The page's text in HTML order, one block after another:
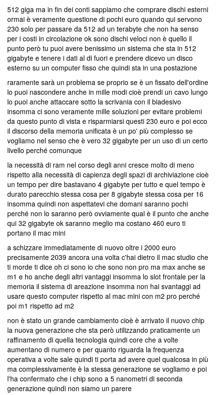
512 giga ma in fin dei conti sappiamo che comprare dischi esterni
ormai è veramente questione di pochi euro quando qui servono
230 solo per passare da 512 ad un terabyte che non ha senso
per i costi in circolazione ok sono dischi veloci non è quello il
punto però tu puoi avere benissimo un sistema che sta in 512
gigabyte e tenere i dati al di fuori e prendere dicevo un disco
esterno su un computer fisso che quindi sta in una postazione
raramente sarà un problema se proprio se è un fissato dell'ordine
lo puoi nascondere anche in mille modi cioè prendi un cavo lungo
lo puoi anche attaccare sotto la scrivania con il biadesivo
insomma ci sono veramente mille soluzioni per evitare problemi
da questo punto di vista e risparmiarsi questi 230 euro e poi ecco
il discorso della memoria unificata è un po' più complesso se
vogliamo nel senso che è vero 32 gigabyte per un uso di un certo
livello perché comunque
la necessità di ram nel corso degli anni cresce molto di meno
rispetto alla necessità di capienza degli spazi di archiviazione cioè
un tempo per dire bastavano 4 gigabyte per tutto e quel tempo è
durato parecchio stessa cosa per 8 gigabyte stessa cosa per 16
insomma quindi non aspettatevi che domani saranno pochi
perché non lo saranno però ovviamente qual è il punto che anche
qui 32 gigabyte ok saranno meglio ma costano 460 euro ti
portano il mac mini
a schizzare immediatamente di nuovo oltre i 2000 euro
precisamente 2039 ancora una volta c'hai dietro il mac studio che
ti morde ti dice oh ci sono io che sono non pro ma max anche se
m1 e ho anche degli altri vantaggi insomma lo slot frontale per la
memoria il sistema di areazione insomma non hai svantaggi ad
usare questo computer rispetto al mac mini con m2 pro perché
poi m1 rispetto ad m2
non è stato un grande cambiamento cioè è arrivato il nuovo chip
la nuova generazione che sta però utilizzando praticamente un
raffinamento di quella tecnologia quindi core che a volte
aumentano di numero e per quanto riguarda la frequenza
operativa a volte sale quindi ti porta ad avere quel qualcosa in più
ma complessivamente è la stessa generazione se vogliamo e poi
l'ha confermato che i chip sono a 5 nanometri di seconda
generazione quindi non siamo un parere